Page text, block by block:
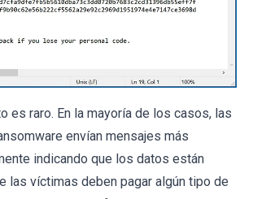
es raro. En la mayoría de los casos, las
envían mensajes más
indicando que los datos están
las víctimas deben pagar algún tipo de